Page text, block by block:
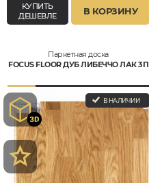
КУПИТЬ
ДЕШЕВЛЕ
В КОРЗИНУ
Паркетная доска
FOCUS FLOOR ДУБ ЛИБЕЧЧО ЛАК 3П
В НАЛИЧИИ